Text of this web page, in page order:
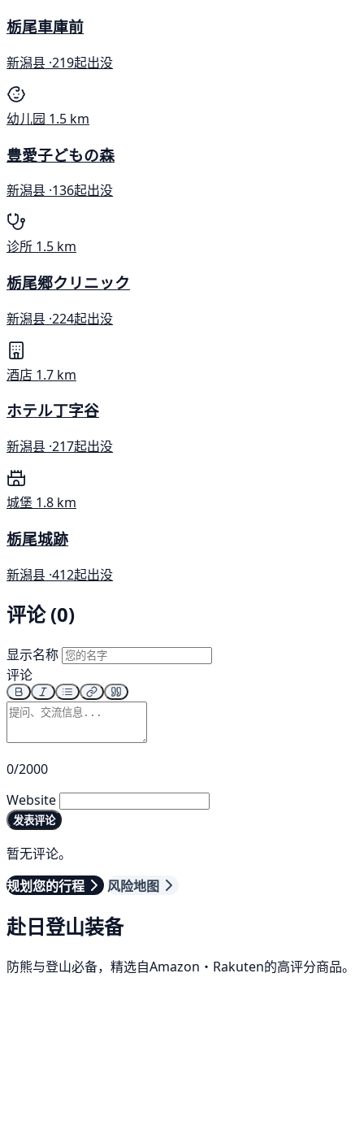
栃尾車庫前
新潟县 ·219起出没
幼儿园 1.5 km
豊愛子どもの森
新潟县 ·136起出没
诊所 1.5 km
栃尾郷クリニック
新潟县 ·224起出没
酒店 1.7 km
ホテル丁字谷
新潟县 ·217起出没
城堡 1.8 km
栃尾城跡
新潟县 ·412起出没
评论 (0)
显示名称
评论
0/2000
Website
发表评论
暂无评论。
规划您的行程
风险地图
赴日登山装备
防熊与登山必备，精选自Amazon・Rakuten的高评分商品。